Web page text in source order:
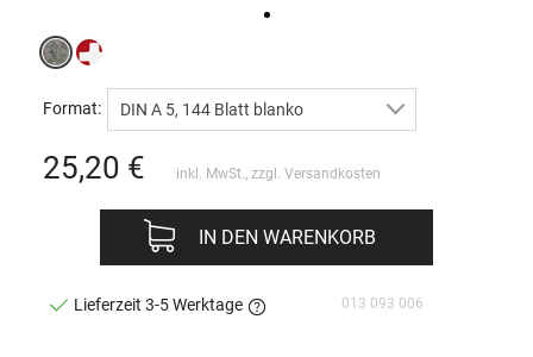
Format: DIN A 5, 144 Blatt blanko
25,20 € inkl. MwSt., zzgl. Versandkosten
IN DEN WARENKORB
Lieferzeit 3-5 Werktage 013 093 006